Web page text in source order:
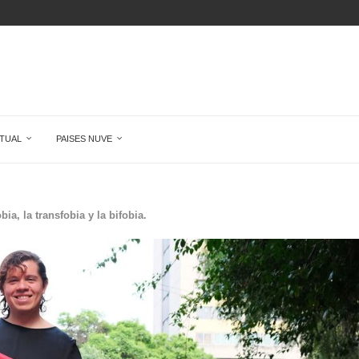
POR...
PAISES NUVE
la transfobia y la bifobia.